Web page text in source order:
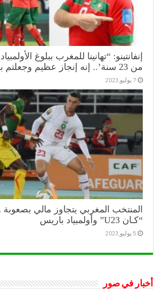
إنفانتينو: “تهانينا للمغرب ببلوغ
من 23 سنة’.. إنه إنجاز عظيم وجعلتم بلدكم فخورا”
7 يوليو,2023
المنتخب المغربي يتجاوز مالي بصعوبة
“كـان U23” وأولمبياد باريس
5 يوليو,2023
أخبار في صور